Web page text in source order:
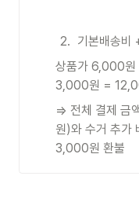
2. 기본배송비
상품가 6,000원
3,000원 =
⇒ 전체 결제 금
원)와 수거 추
3,000원 환불